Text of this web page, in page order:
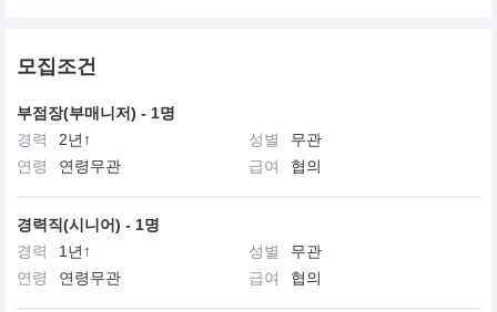
모집조건
부점장(부매니저) - 1명
경력
2년↑ 성별
무관
연령
연령무관 급여 협의
경력직(시니어) - 1명
경력
1년↑ 성별
무관
연령
연령무관 급여 협의